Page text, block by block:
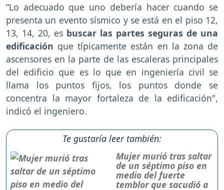
“Lo adecuado que uno debería hacer cuando se
presenta un evento sísmico y se está en el piso 12,
13, 14, 20, es buscar las partes seguras de una
edificación que típicamente están en la zona de
ascensores en la parte de las escaleras principales
del edificio que es lo que en ingeniería civil se
llama los puntos fijos, los puntos donde se
concentra la mayor fortaleza de la edificación",
indicó el ingeniero.
Te gustaría leer también:
Mujer murió tras saltar
de un séptimo piso en
medio del fuerte
temblor que sacudió a